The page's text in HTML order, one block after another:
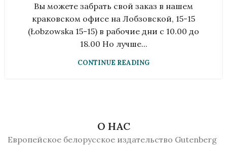
Вы можете забрать свой заказ в нашем
краковском офисе на Лобзовской, 15-15
(Łobzowska 15-15) в рабочие дни с 10.00 до
18.00 Но лучше...
CONTINUE READING
О НАС
Европейское белорусское издательство Gutenberg